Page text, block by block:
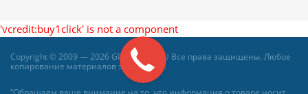
'vcredit:buy1click' is not a component
Copyright © 2009 — 2026 GPS-AUDIO.RU Все права защищены. Любое
копирование материалов запрещено.